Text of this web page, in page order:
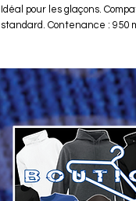
Idéal pour les glaçons.
standard. Contenance : 950